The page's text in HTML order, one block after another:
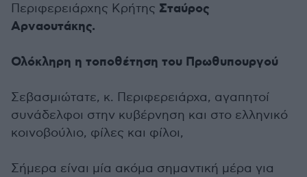
Περιφερειάρχης Κρήτης Σταύρος
Αρναουτάκης.
Ολόκληρη η τοποθέτηση του Πρωθυπουργού
Σεβασμιώτατε, κ. Περιφερειάρχα, αγαπητοί
συνάδελφοι στην κυβέρνηση και στο ελληνικό
κοινοβούλιο, φίλες και φίλοι,
Σήμερα είναι μία ακόμα σημαντική μέρα για